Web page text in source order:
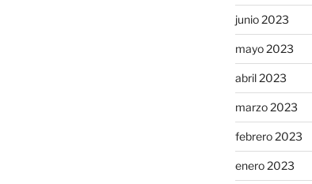
junio 2023
mayo 2023
abril 2023
marzo 2023
febrero 2023
enero 2023